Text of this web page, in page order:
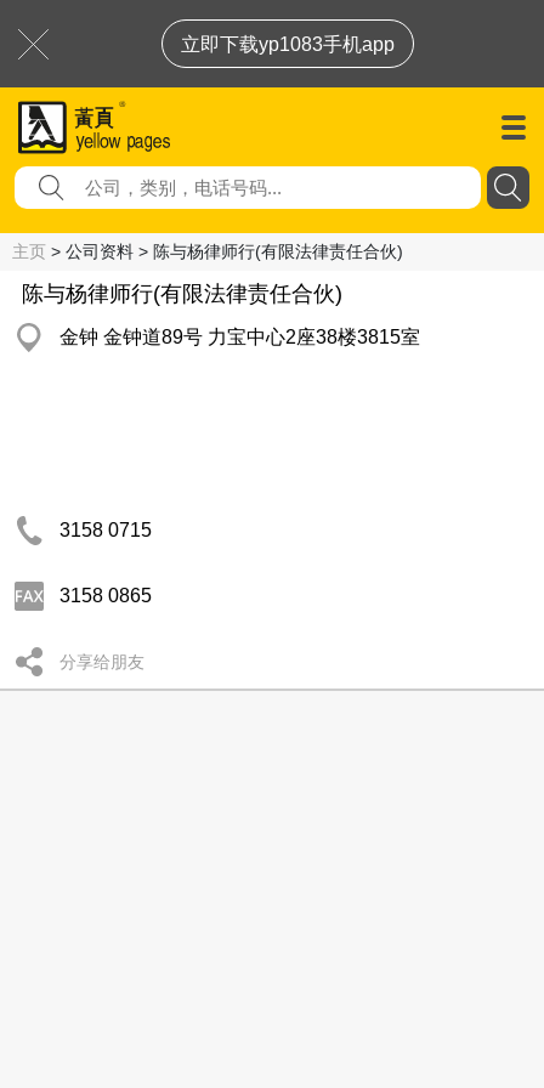
立即下载yp1083手机app
主页 > 公司资料 > 陈与杨律师行(有限法律责任合伙)
陈与杨律师行(有限法律责任合伙)
金钟 金钟道89号 力宝中心2座38楼3815室
3158 0715
3158 0865
分享给朋友